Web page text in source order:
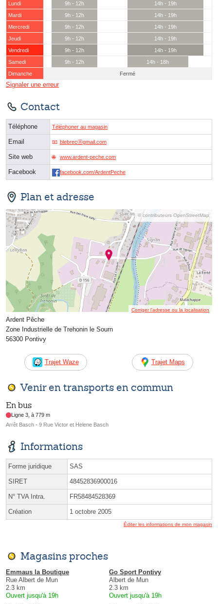
Lundi 9h - 12h
14h - 19h
Mardi
9h - 12h
14h - 19h
Mercredi
9h - 12h
14h - 19h
Jeudi
9h - 12h
14h - 19h
Vendredi
9h - 12h
14h - 19h
Samedi
9h - 12h
14h - 18h
Dimanche
Fermé
Signaler une erreur
Contact
Téléphone Téléphoner au magasin
Email blebrecⓐgmail.com
Site web www.ardent-peche.com
Facebook facebook.com/ArdentPeche
Plan et adresse
© contributeurs OpenStreetMap
Corriger l’adresse ou la localisation
Ardent Pêche
Zone Industrielle de Trehonin le Sourn
56300 Pontivy
Trajet Waze Trajet Maps
Venir en transports en commun
En bus
Ligne 3, à 779 m
Arrêt Basch - 9 Rue Victor et Helene Basch
Informations
Forme juridique SAS
SIRET 48452836900016
N° TVA Intra. FR58484528369
Création 1 octobre 2005
Éditer les informations de mon magasin
Magasins proches
Emmaus la Boutique
Rue Albert de Mun
2.3 km
Ouvert jusqu'à 19h
Go Sport Pontivy
Albert de Mun
2.3 km
Ouvert jusqu'à 19h